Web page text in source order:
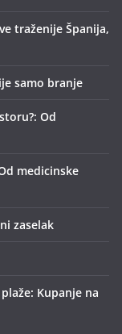
traženije Španija,
samo branje
Od
medicinske
zaselak
Kupanje na